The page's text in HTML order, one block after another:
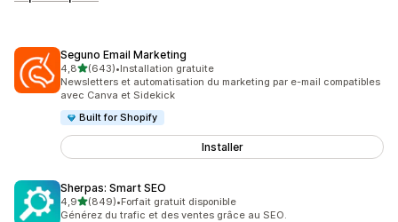
Seguno Email Marketing
4,8étoile(s) sur 5
(643)
643 avis au total
•Installation gratuite
Newsletters et automatisation du marketing par e-mail compatibles
avec Canva et Sidekick
Built for Shopify
Installer
Sherpas: Smart SEO
4,9étoile(s) sur 5
(849)
849 avis au total
•Forfait gratuit disponible
Générez du trafic et des ventes grâce au SEO.